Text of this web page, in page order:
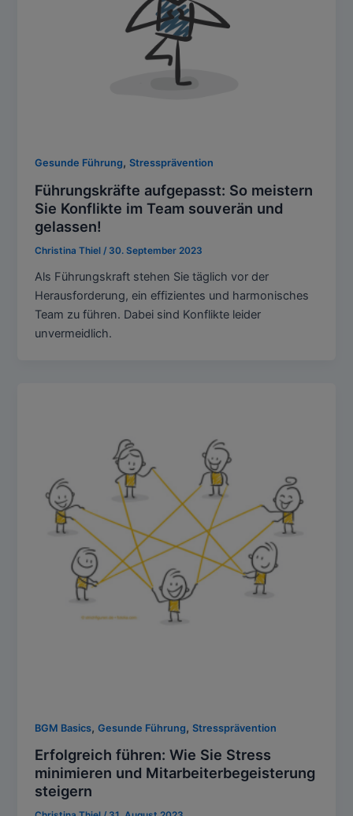
Gesunde Führung,Stressprävention
Führungskräfte aufgepasst: So meistern
Sie Konflikte im Team souverän und
gelassen!
Christina Thiel/ 30. September 2023
Als Führungskraft stehen Sie täglich vor der
Herausforderung, ein effizientes und harmonisches
Team zu führen. Dabei sind Konflikte leider
unvermeidlich.
BGM Basics,Gesunde Führung,Stressprävention
Erfolgreich führen: Wie Sie Stress
minimieren und Mitarbeiterbegeisterung
steigern